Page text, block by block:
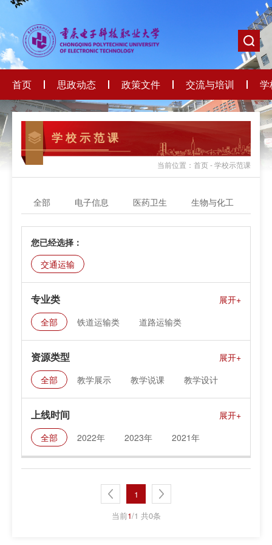
首页 思政动态 政策文件 交流与培训 学
学 校 示 范 课
当前位置：首页 - 学校示范课
全部 电子信息 医药卫生 生物与化工
您已经选择：
交通运输
专业类
全部 铁道运输类
道路运输类
邮政类
资源类型
全部 教学展示 教学说课
教学设计
上线时间
全部 2022年 2023年 2021年
1
当前1/1 共0条